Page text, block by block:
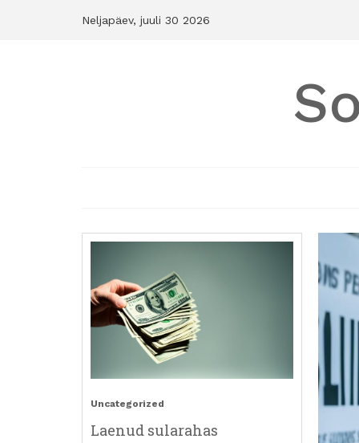
Neljapäev, juuli 30 2026
Uncategorized
Laenud sularahas